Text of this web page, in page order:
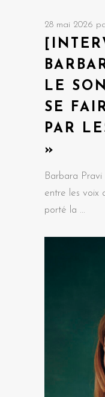
28 mai 2026
LE
SE
PAR
»
Barbara
entre les voix
porté la